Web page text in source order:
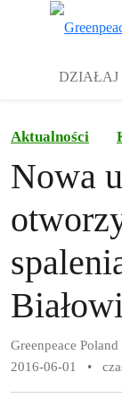
DZIAŁAJ
Aktualności
Nowa
Greenpeace Poland
2016-06-01
•